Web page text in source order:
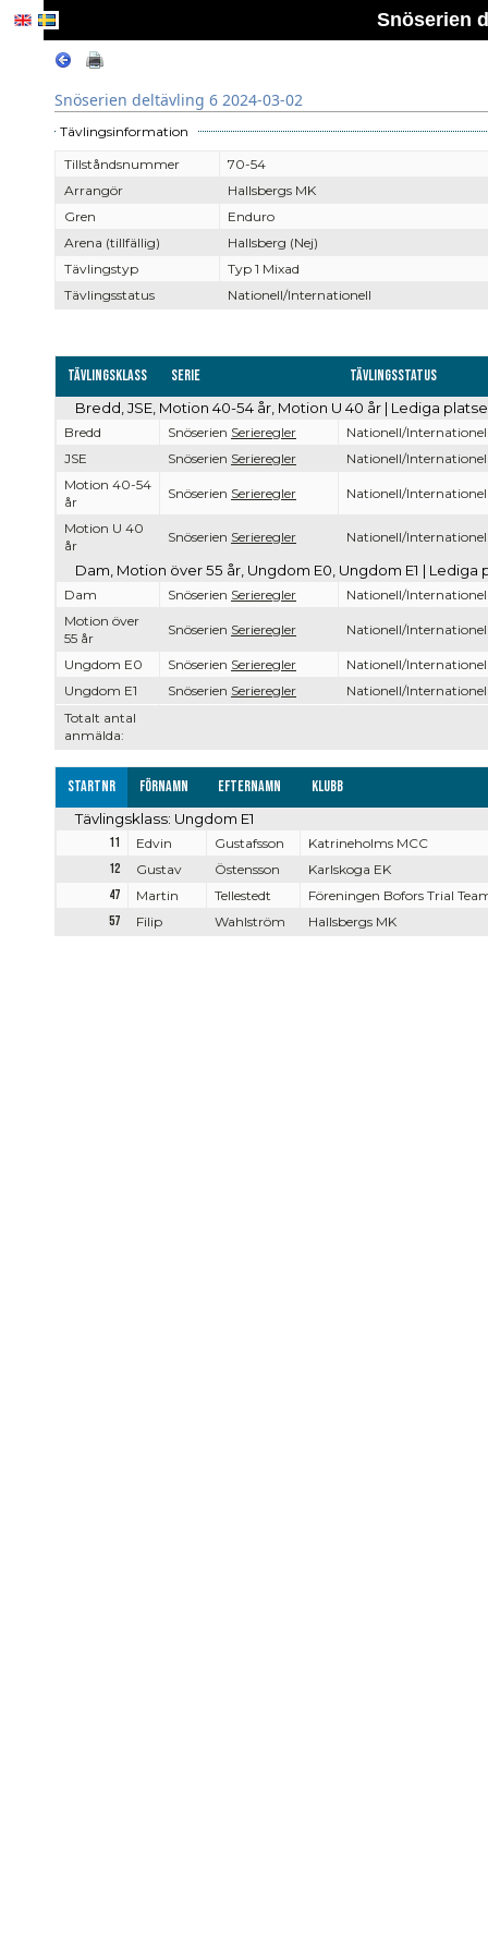
Snöserien
Snöserien deltävling 6 2024-03-02
Tävlingsinformation
Tillståndsnummer
70-54
Arrangör
Hallsbergs MK
Gren
Enduro
Arena (tillfällig)
Hallsberg (Nej)
Tävlingstyp
Typ 1 Mixad
Tävlingsstatus
Nationell/Internationell
Tävlingsklass Serie Tävlingsstatus
Totalt antal
anmälda:
Bredd, JSE, Motion 40-54 år, Motion U 40 år | Lediga
Bredd Snöserien Serieregler
Nationell/
JSE
Snöserien Serieregler
Nationell/
Motion 40-54
år
Snöserien Serieregler Nationell/
Motion U 40
år
Snöserien Serieregler Nationell/
Dam, Motion över 55 år, Ungdom E0, Ungdom E1 |
Dam Snöserien Serieregler
Nationell/
Motion över
55 år
Snöserien Serieregler Nationell/
Ungdom E0 Snöserien Serieregler
Nationell/
Ungdom E1
Snöserien Serieregler Nationell/
Startnr Förnamn Efternamn Klubb
Tävlingsklass: Ungdom E1
11 Edvin Gustafsson
Katrineholms MCC
12
Gustav Östensson
Karlskoga EK
47
Martin Tellestedt
Föreningen Bofors Trial
57
Filip Wahlström Hallsbergs MK